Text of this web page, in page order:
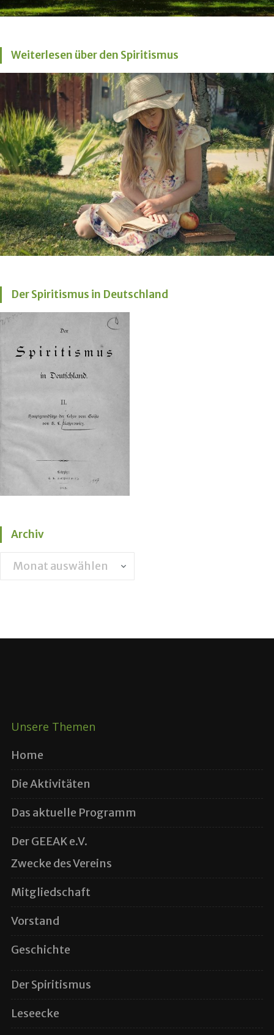
Weiterlesen über den Spiritismus
Der Spiritismus in Deutschland
Archiv
Archiv
Unsere Themen
Home
Die Aktivitäten
Das aktuelle Programm
Der GEEAK e.V.
Zwecke des Vereins
Mitgliedschaft
Vorstand
Geschichte
Der Spiritismus
Leseecke